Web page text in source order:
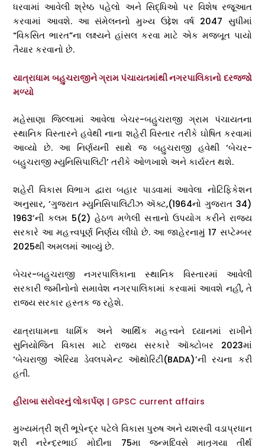
ધરવામાં આવેલી શ્રેષ્ઠ પહેલો અને સિદ્ધિઓ પર વિશેષ રજૂઆત
કરવામાં આવશે. આ સંમેલનનો મુખ્ય ઉદ્દેશ વર્ષ 2047 સુધીમાં
“વિકસિત ભારત”ના લક્ષ્યને હાંસલ કરવા માટે એક મજબૂત પાયો
તૈયાર કરવાનો છે.
યાત્રાધામ બહુચરાજીને ગ્રામ પંચાયતમાંથી નગરપાલિકાનો દરજ્જો
મળ્યો
મહેસાણા જિલ્લામાં આવેલા બેચર-બહુચરાજી ગ્રામ પંચાયતના
સ્થાનિક વિસ્તારને હવેથી નાના શહેરી વિસ્તાર તરીકે ઘોષિત કરવામાં
આવ્યો છે. આ નિર્ણયની સાથે જ બહુચરાજી હવેથી ‘બેચર-
બહુચરાજી મ્યુનિસિપાલિટી’ તરીકે ઓળખાશે અને કાર્યરત થશે.
શહેરી વિકાસ વિભાગ દ્વારા બહાર પાડવામાં આવેલા નોટિફિકેશન
અનુસાર, ‘ગુજરાત મ્યુનિસિપાલિટીઝ ઍક્ટ,(1964નો ગુજરાત 34)
1963’ની કલમ 5(2) હેઠળ મળેલી સત્તાનો ઉપયોગ કરીને રાજ્ય
સરકારે આ મહત્ત્વપૂર્ણ નિર્ણય લીધો છે. આ જાહેરનામું 17 સપ્ટેમ્બર
2025થી અમલમાં આવ્યું છે.
બેચર-બહુચરાજી નગરપાલિકાના સ્થાનિક વિસ્તારમાં આવેલી
સરકારી જમીનોનો સમાવેશ નગરપાલિકામાં કરવામાં આવશે નહીં, તે
રાજ્ય સરકાર હસ્તક જ રહેશે.
યાત્રાધામના ધાર્મિક અને આર્થિક મહત્ત્વને ધ્યાનમાં રાખીને
સુનિયોજિત વિકાસ માટે રાજ્ય સરકારે ઑક્ટોબર 2023માં
‘બેચરાજી એરિયા ડેવલપમેન્ટ ઑથોરિટી(BADA)’ની રચના કરી
હતી.
હીરાબા સરોવરનું લોકાર્પણ | GPSC current affairs
મુખ્યમંત્રી શ્રી ભૂપેન્દ્ર પટેલે વિકાસ પુરુષ અને યશસ્વી વડાપ્રધાન
શ્રી નરેન્દ્રભાઈ મોદીના 75મા જન્મદિવસે માતૃગયા તીર્થ